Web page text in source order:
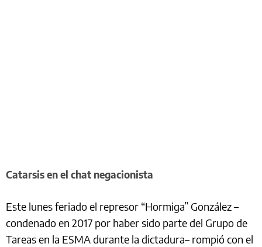
Catarsis en el chat negacionista
Este lunes feriado el represor “Hormiga” González –
condenado en 2017 por haber sido parte del Grupo de
Tareas en la ESMA durante la dictadura– rompió con el